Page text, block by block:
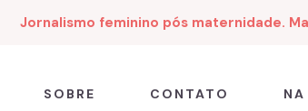
Jornalismo feminino pós maternidade.
SOBRE CONTATO